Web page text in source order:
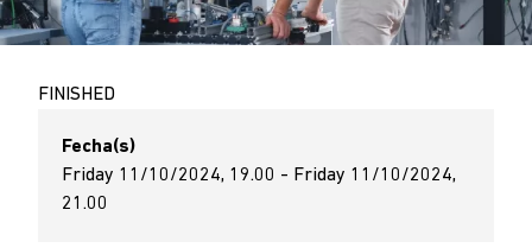
FINISHED
Fecha(s)
Friday 11/10/2024, 19.00 - Friday 11/10/2024,
21.00